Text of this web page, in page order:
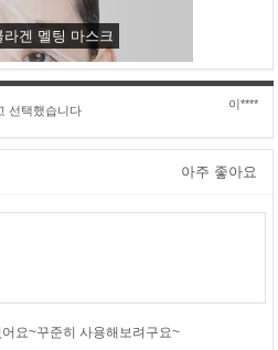
겐 멜팅 마스크
선택했습니다 이****
아주 좋아요
요~꾸준히 사용해보려구요~